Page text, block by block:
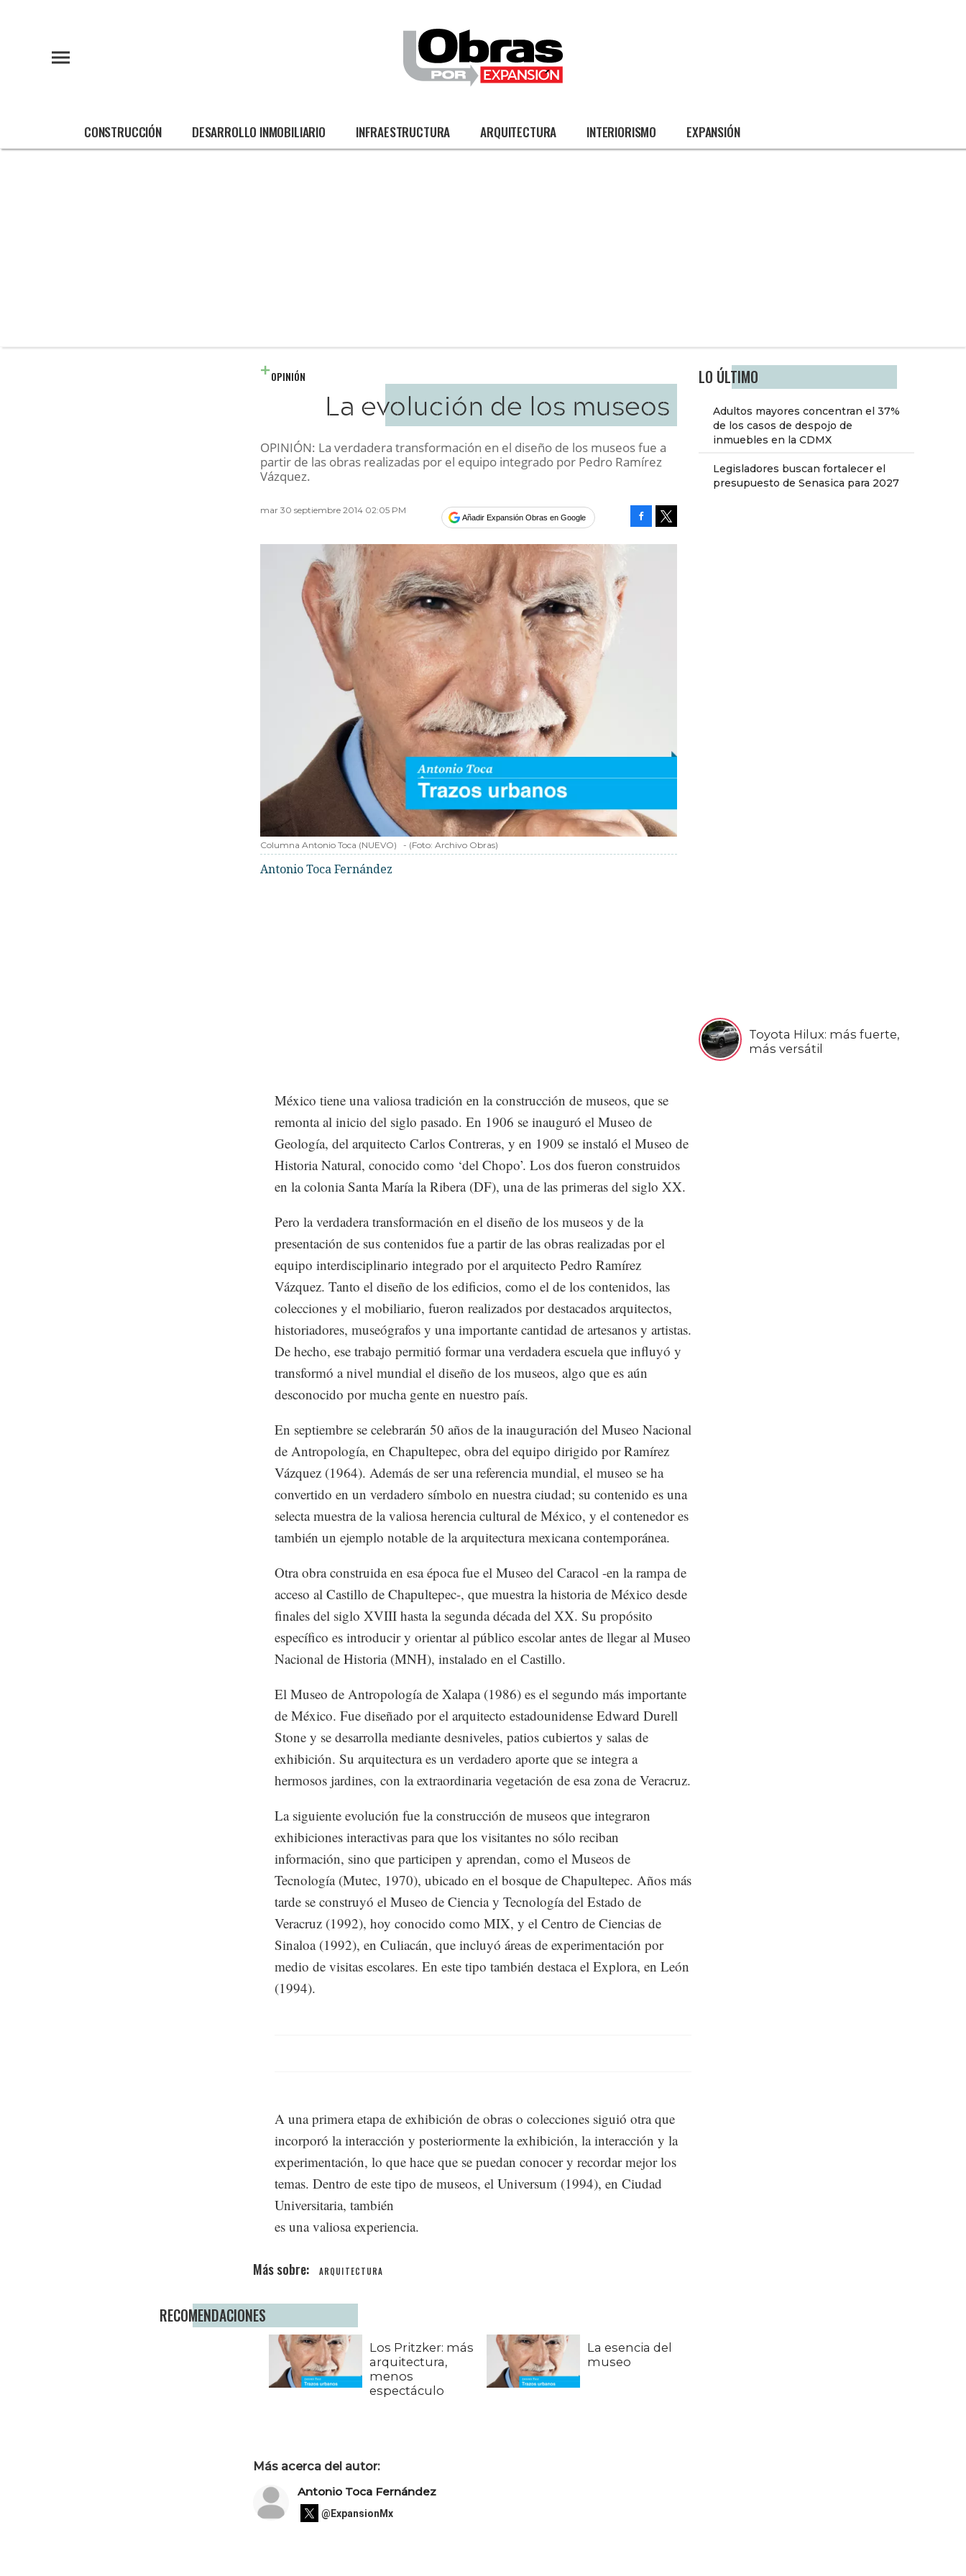
CONSTRUCCIÓN DESARROLLO INMOBILIARIO INFRAESTRUCTURA ARQUITECTURA INTERIORISMO EXPANSIÓN
LO ÚLTIMO
Adultos mayores concentran el 37%
de los casos de despojo de
inmuebles en la CDMX
Legisladores buscan fortalecer el
presupuesto de Senasica para 2027
Toyota Hilux: más fuerte,
más versátil
OPINIÓN
La evolución de los museos
OPINIÓN: La verdadera transformación en el diseño de los museos fue a
partir de las obras realizadas por el equipo integrado por Pedro Ramírez
Vázquez.
mar 30 septiembre 2014 02:05 PM
Añadir Expansión Obras en Google
Columna Antonio Toca (NUEVO) - (Foto: Archivo Obras)
Antonio Toca Fernández
México tiene una valiosa tradición en la construcción de museos, que se
remonta al inicio del siglo pasado. En 1906 se inauguró el Museo de
Geología, del arquitecto Carlos Contreras, y en 1909 se instaló el Museo de
Historia Natural, conocido como ‘del Chopo’. Los dos fueron construidos
en la colonia Santa María la Ribera (DF), una de las primeras del siglo XX.
Pero la verdadera transformación en el diseño de los museos y de la
presentación de sus contenidos fue a partir de las obras realizadas por el
equipo interdisciplinario integrado por el arquitecto Pedro Ramírez
Vázquez. Tanto el diseño de los edificios, como el de los contenidos, las
colecciones y el mobiliario, fueron realizados por destacados arquitectos,
historiadores, museógrafos y una importante cantidad de artesanos y artistas.
De hecho, ese trabajo permitió formar una verdadera escuela que influyó y
transformó a nivel mundial el diseño de los museos, algo que es aún
desconocido por mucha gente en nuestro país.
En septiembre se celebrarán 50 años de la inauguración del Museo Nacional
de Antropología, en Chapultepec, obra del equipo dirigido por Ramírez
Vázquez (1964). Además de ser una referencia mundial, el museo se ha
convertido en un verdadero símbolo en nuestra ciudad; su contenido es una
selecta muestra de la valiosa herencia cultural de México, y el contenedor es
también un ejemplo notable de la arquitectura mexicana contemporánea.
Otra obra construida en esa época fue el Museo del Caracol -en la rampa de
acceso al Castillo de Chapultepec-, que muestra la historia de México desde
finales del siglo XVIII hasta la segunda década del XX. Su propósito
específico es introducir y orientar al público escolar antes de llegar al Museo
Nacional de Historia (MNH), instalado en el Castillo.
El Museo de Antropología de Xalapa (1986) es el segundo más importante
de México. Fue diseñado por el arquitecto estadounidense Edward Durell
Stone y se desarrolla mediante desniveles, patios cubiertos y salas de
exhibición. Su arquitectura es un verdadero aporte que se integra a
hermosos jardines, con la extraordinaria vegetación de esa zona de Veracruz.
La siguiente evolución fue la construcción de museos que integraron
exhibiciones interactivas para que los visitantes no sólo reciban
información, sino que participen y aprendan, como el Museos de
Tecnología (Mutec, 1970), ubicado en el bosque de Chapultepec. Años más
tarde se construyó el Museo de Ciencia y Tecnología del Estado de
Veracruz (1992), hoy conocido como MIX, y el Centro de Ciencias de
Sinaloa (1992), en Culiacán, que incluyó áreas de experimentación por
medio de visitas escolares. En este tipo también destaca el Explora, en León
(1994).
A una primera etapa de exhibición de obras o colecciones siguió otra que
incorporó la interacción y posteriormente la exhibición, la interacción y la
experimentación, lo que hace que se puedan conocer y recordar mejor los
temas. Dentro de este tipo de museos, el Universum (1994), en Ciudad
Universitaria, también
es una valiosa experiencia.
ARQUITECTURA
RECOMENDACIONES
Los Pritzker: más
arquitectura,
menos
espectáculo
La esencia del
museo
Más acerca del autor:
Antonio Toca Fernández
@ExpansionMx